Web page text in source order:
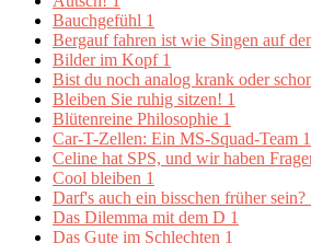
Bauchgefühl 1
Bergauf fahren ist wie Singen auf
Bilder im Kopf 1
Bist du noch analog krank oder
Bleiben Sie ruhig sitzen! 1
Blütenreine Philosophie 1
Car-T-Zellen: Ein MS-Squad-Team 1
Celine hat SPS, und wir haben
Cool bleiben 1
Darf's auch ein bisschen früher sein?
Das Dilemma mit dem D 1
Das Gute im Schlechten 1